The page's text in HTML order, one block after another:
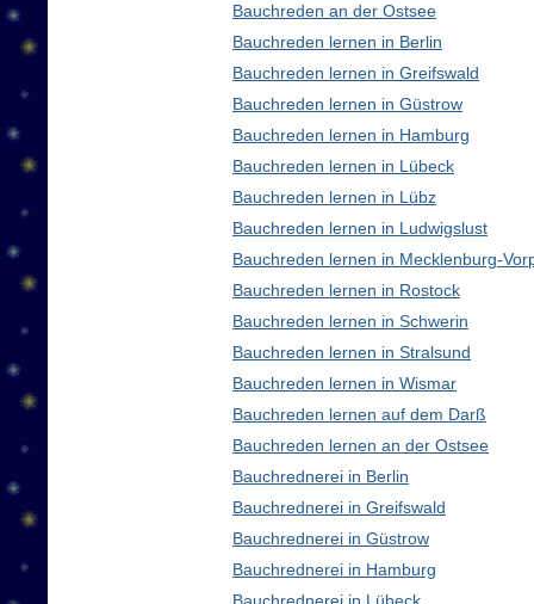
Bauchreden an der Ostsee
Bauchreden lernen in Berlin
Bauchreden lernen in Greifswald
Bauchreden lernen in Güstrow
Bauchreden lernen in Hamburg
Bauchreden lernen in Lübeck
Bauchreden lernen in Lübz
Bauchreden lernen in Ludwigslust
Bauchreden lernen in Mecklenburg-
Bauchreden lernen in Rostock
Bauchreden lernen in Schwerin
Bauchreden lernen in Stralsund
Bauchreden lernen in Wismar
Bauchreden lernen auf dem Darß
Bauchreden lernen an der Ostsee
Bauchrednerei in Berlin
Bauchrednerei in Greifswald
Bauchrednerei in Güstrow
Bauchrednerei in Hamburg